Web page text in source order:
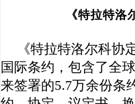
《特拉特
《特拉特洛尔科
国际条约，包含了全
来签署的5.7万余份条